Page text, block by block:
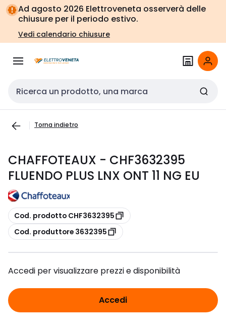
Vai alla
navigazione
Vai
alla
pagina
Ad agosto 2026 Elettroveneta osserverà delle
chiusure per il periodo estivo.
Vedi calendario chiusure
Cerca input
Torna indietro
CHAFFOTEAUX - CHF3632395
FLUENDO PLUS LNX ONT 11 NG EU
copia
Cod. prodotto CHF3632395
copia
Cod. produttore 3632395
Accedi per visualizzare prezzi e disponibilità
Accedi